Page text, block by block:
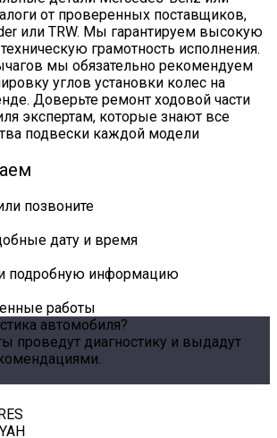
от проверенных поставщиков,
или TRW. Мы гарантируем высокую
грамотность исполнения.
мы обязательно рекомендуем
углов установки колес на
Доверьте ремонт ходовой части
экспертам, которые знают все
подвески каждой модели
позвоните
дату и время
и подробную информацию
работы
автомобиля?
проведут диагностику и выдадут